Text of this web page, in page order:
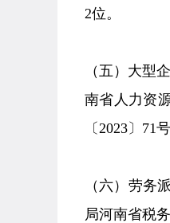
2位。
（五）大型
南省人力资
〔2023〕71
（六）劳务
局河南省税